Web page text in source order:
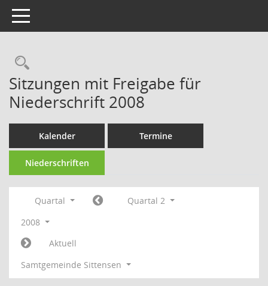
Toggle navigation
Rechercheauswahl
Sitzungen mit Freigabe für
Niederschrift 2008
Kalender Termine
Niederschriften
Quartal
Quartal 2
2008
Aktuell
Samtgemeinde Sittensen